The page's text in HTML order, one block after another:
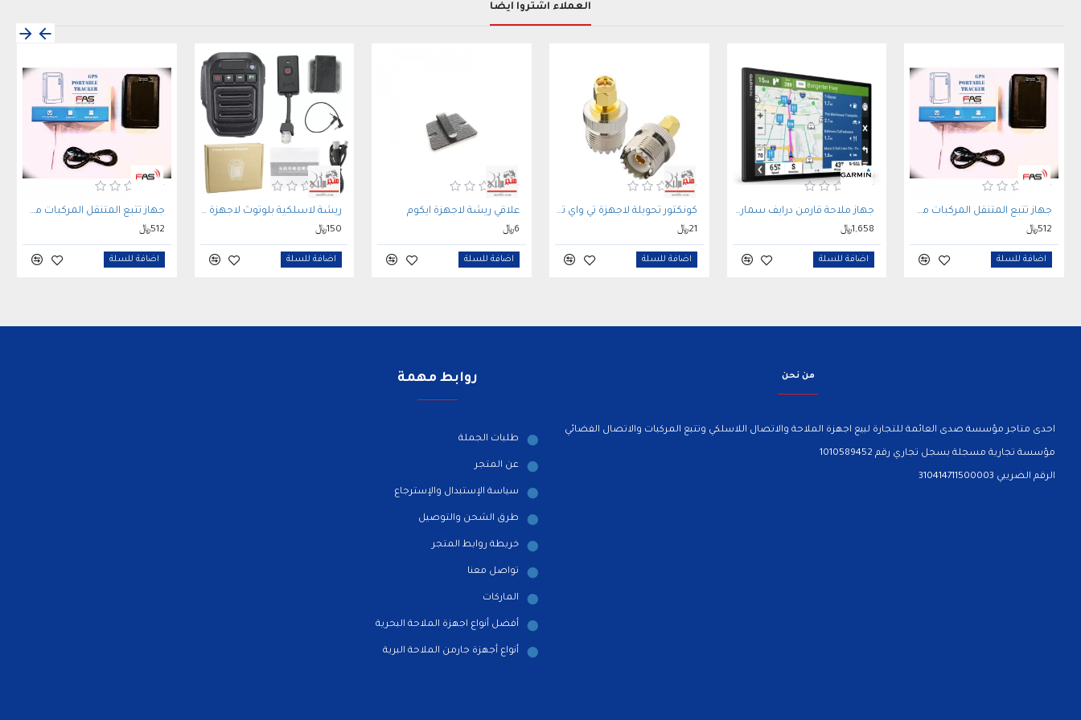
احصل الآن على أحدث حلول أنظمة تتبع المركبات مع جهاز FAS OBD GPS
واستمتع بمتابعة دقيقة وتنبيهات ذكية تساعد
في توفير أفضل أجهزة التتبع والمراقبة والملاحة المعتمدة داخل السعودية.
العملاء اشتروا أيضاً
جهاز تتبع المتنقل المركبات مغناطيس FAS VT03E GPS TRACKER
512﷼
اضافة للسلة
جهاز ملاحة قارمن درايف سمارت 86 Garmin DriveSmart شاشة 8 بوصة للسيارات
1,658﷼
اضافة للسلة
كونكتور تحويلة لاجهزة تي واي تي TYT
21﷼
اضافة للسلة
علاقي ريشة لاجهزة ايكوم
6﷼
اضافة للسلة
ريشة لاسلكية بلوتوث لاجهزة السيارة
150﷼
اضافة للسلة
جهاز تتبع المتنقل المركبات مغناطيس FAS VT03E GPS TRACKER
512﷼
اضافة للسلة
من نحن
احدى متاجر مؤسسة صدى العائمة للتجارة لبيع اجهزة الملاحة والاتصال اللاسلكي وتتبع المركبات والاتصال الفضائي
مؤسسة تجارية مسجلة بسجل تجاري رقم 1010589452
الرقم الضريبي 310414711500003
روابط مهمة
طلبات الجملة
عن المتجر
سياسة الإستبدال والإسترجاع
طرق الشحن والتوصيل
خريطة روابط المتجر
تواصل معنا
الماركات
أفضل أنواع اجهزة الملاحة البحرية
أنواع أجهزة جارمن الملاحة البرية